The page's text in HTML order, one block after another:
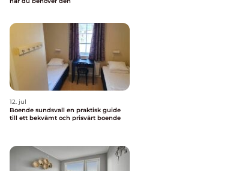
12. jul
Boende sundsvall en praktisk guide
till ett bekvämt och prisvärt boende